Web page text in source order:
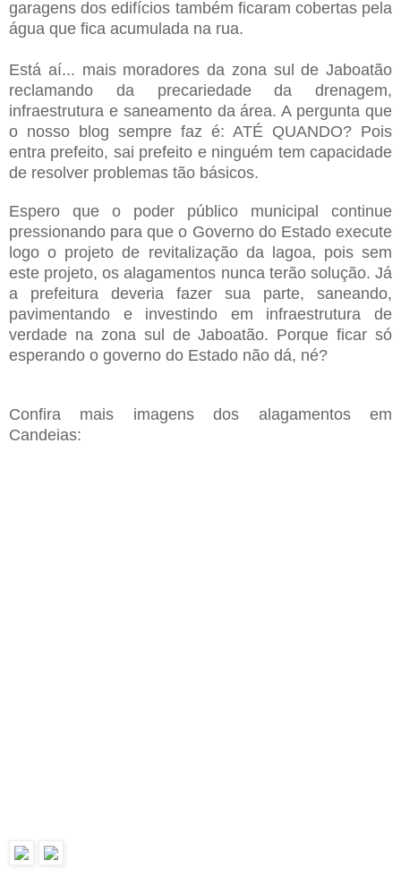
garagens dos edifícios também ficaram cobertas pela
água que fica acumulada na rua.
Está aí... mais moradores da zona sul de Jaboatão
reclamando da precariedade da drenagem,
infraestrutura e saneamento da área. A pergunta que
o nosso blog sempre faz é: ATÉ QUANDO? Pois
entra prefeito, sai prefeito e ninguém tem capacidade
de resolver problemas tão básicos.
Espero que o poder público municipal continue
pressionando para que o Governo do Estado execute
logo o projeto de revitalização da lagoa, pois sem
este projeto, os alagamentos nunca terão solução. Já
a prefeitura deveria fazer sua parte, saneando,
pavimentando e investindo em infraestrutura de
verdade na zona sul de Jaboatão. Porque ficar só
esperando o governo do Estado não dá, né?
Confira mais imagens dos alagamentos em
Candeias: